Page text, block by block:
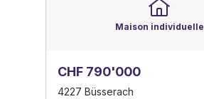
Maison individuelle
CHF 790'000
4227 Büsserach